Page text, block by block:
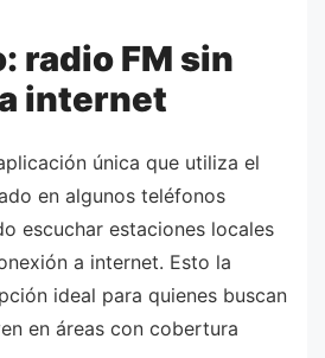
radio FM sin
internet
única que utiliza el
en algunos teléfonos
escuchar estaciones locales
a internet. Esto la
ideal para quienes buscan
en áreas con cobertura